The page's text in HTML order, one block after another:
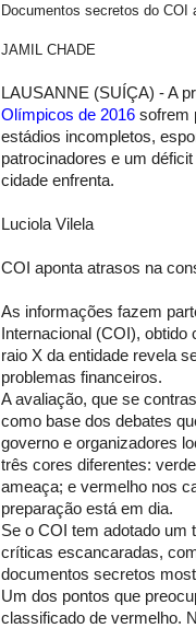
Documentos secretos do COI
JAMIL CHADE
LAUSANNE (SUÍÇA) - A
Olímpicos de 2016 sofrem
estádios incompletos,
patrocinadores e um
cidade enfrenta.
Luciola Vilela
COI aponta atrasos na
As informações fazem
Internacional (COI),
raio X da entidade revela
problemas financeiros.
A avaliação, que se
como base dos debates
governo e organizadores
três cores diferentes:
ameaça; e vermelho nos
preparação está em dia.
Se o COI tem adotado um
críticas escancaradas,
documentos secretos
Um dos pontos que
classificado de vermelho.